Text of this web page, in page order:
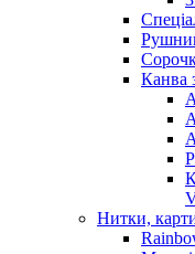
Канва
Нитки,